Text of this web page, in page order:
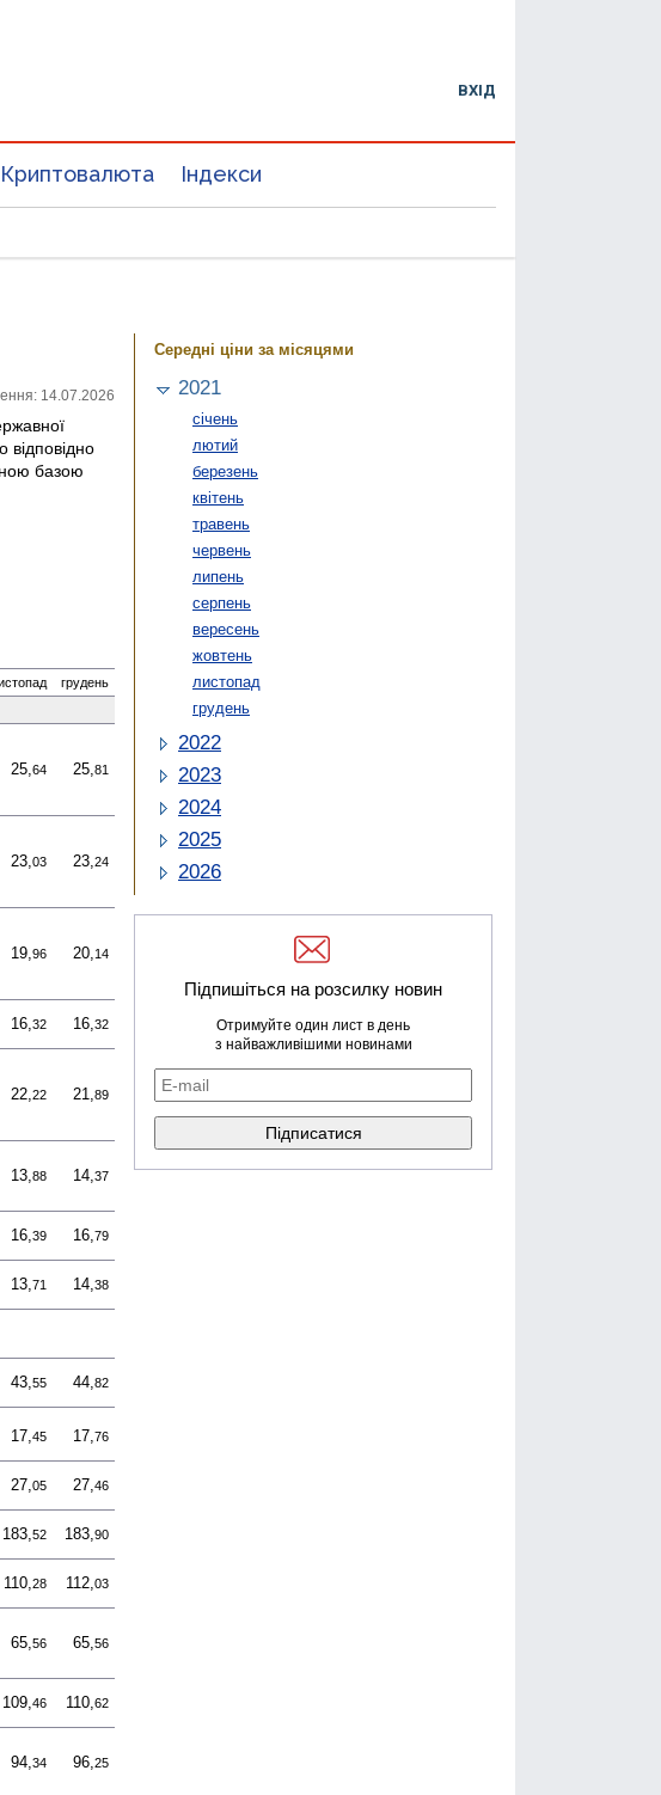
ВХІД
Криптовалюта Індекси
14.07.2026
відповідно
базою
грудень
25,64 25,81
23,03 23,24
19,96 20, 14
16,32 16,32
22,22 21,89
13,88 14,37
16,39 16,79
13,71 14,38
43,55 44,82
17,45 17,76
27,05 27,46
183,52 183,90
110,28 112,03
65,56 65,56
109,46 110,62
94,34 96,25
Середні ціни за місяцями
2021
січень
лютий
березень
квітень
травень
червень
липень
серпень
вересень
жовтень
листопад
грудень
2022
2023
2024
2025
2026
Підпишіться на розсилку новин
Отримуйте один лист в день
з найважливішими новинами